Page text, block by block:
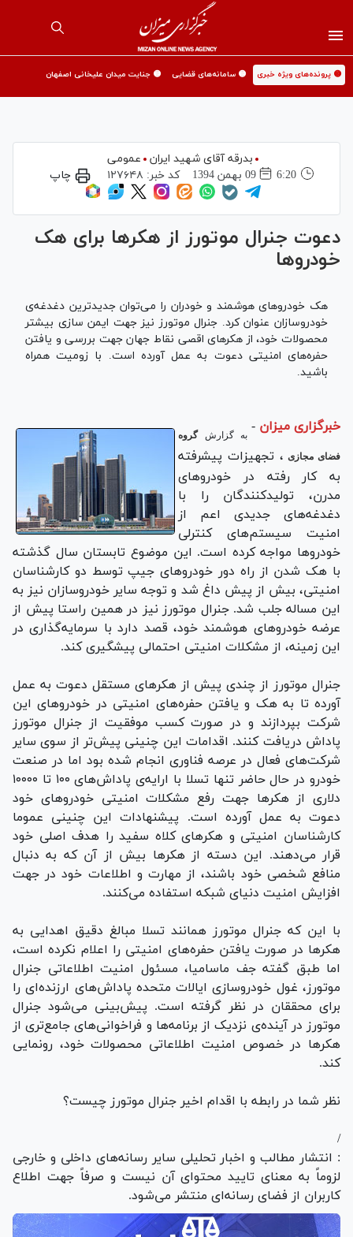
🟡 پرونده‌های ویژه خبری 🟡 سامانه‌های قضایی 🟡 جنایت میدان علیخانی اصفهان
بدرقه آقای شهید ایران
عمومی
6:20
09 بهمن 1394 کد خبر: ۱۲۷۶۴۸ چاپ
دعوت جنرال موتورز از هکر‌ها برای هک
خودرو‌ها
هک خودرو‌های هوشمند و خودران را می‌توان جدید‌ترین دغدغه‌ی
خودروسازان عنوان کرد. جنرال موتورز نیز جهت ایمن سازی بیشتر
محصولات خود، از هکر‌های اقصی نقاط جهان جهت بررسی و یافتن
حفره‌های امنیتی دعوت به عمل آورده است. با زومیت همراه
باشید.
خبرگزاری میزان - به گزارشگروه
فضای مجازی ، تجهیزات پیشرفته‌
به کار رفته در خودرو‌های
مدرن، تولید‌کنندگان را با
دغدغه‌های جدیدی اعم از
امنیت سیستم‌های کنترلی
خودرو‌ها مواجه کرده است. این موضوع تابستان سال گذشته
با هک شدن از راه دور خودرو‌های جیپ توسط دو کارشناسان
امنیتی، بیش از پیش داغ شد و توجه سایر خودروسازان نیز به
این مساله جلب شد. جنرال موتورز نیز در همین راستا پیش از
عرضه‌ خودرو‌های هوشمند خود، قصد دارد با سرمایه‌گذاری در
این زمینه، از مشکلات امنیتی احتمالی پیشگیری کند.
جنرال موتورز از چندی پیش از هکر‌های مستقل دعوت به عمل
آورده تا به هک و یافتن حفره‌های امنیتی در خودرو‌های این
شرکت بپردازند و در صورت کسب موفقیت از جنرال موتورز
پاداش دریافت کنند. اقدامات این چنینی پیش‌تر از سوی سایر
شرکت‌های فعال در عرصه‌ فناوری انجام شده بود اما در صنعت
خودرو در حال حاضر تنها تسلا با ارایه‌ی پاداش‌های ۱۰۰ تا ۱۰۰۰۰
دلاری از هکر‌ها جهت رفع مشکلات امنیتی خودروهای خود
دعوت به عمل آورده است. پیشنهادات این چنینی عموما
کارشناسان امنیتی و هکر‌های کلاه سفید را هدف اصلی خود
قرار می‌دهند. این دسته از هکر‌ها بیش از آن که به دنبال
منافع شخصی خود باشند، از مهارت و اطلاعات خود در جهت
افزایش امنیت دنیای شبکه استفاده می‌کنند.
با این که جنرال موتورز همانند تسلا مبالغ دقیق اهدایی به
هکرها در صورت یافتن حفره‌های امنیتی را اعلام نکرده است،
اما طبق گفته‌ جف ماسامیا، مسئول امنیت اطلاعاتی جنرال
موتورز، غول خودروسازی ایالات متحده پاداش‌های ارزنده‌ای را
برای محققان در نظر گرفته است. پیش‌بینی می‌شود جنرال
موتورز در آینده‌ی نزدیک از برنامه‌ها و فراخوانی‌های جامع‌تری از
هکر‌ها در خصوص امنیت اطلاعاتی محصولات خود، رونمایی
کند.
نظر شما در رابطه با اقدام اخیر جنرال موتورز چیست؟
/
: انتشار مطالب و اخبار تحلیلی سایر رسانه‌های داخلی و خارجی
لزوماً به معنای تایید محتوای آن نیست و صرفاً جهت اطلاع
کاربران از فضای رسانه‌ای منتشر می‌شود.